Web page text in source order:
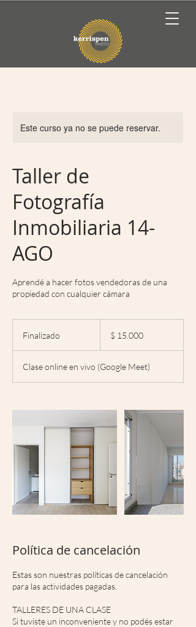
Este curso ya no se puede reservar.
Taller de
Fotografía
Inmobiliaria 14-
AGO
Aprendé a hacer fotos vendedoras de una
propiedad con cualquier cámara
Finalizado
a
l
d
argentinos
$ 15.000
Clase online en vivo (Google Meet)
Política de cancelación
Estas son nuestras políticas de cancelación
para las actividades pagadas.
TALLERES DE UNA CLASE
Si tuviste un inconveniente y no podés estar